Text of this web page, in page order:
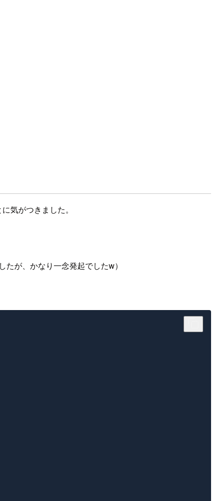
気がつきました。
が、かなり一念発起でしたw）